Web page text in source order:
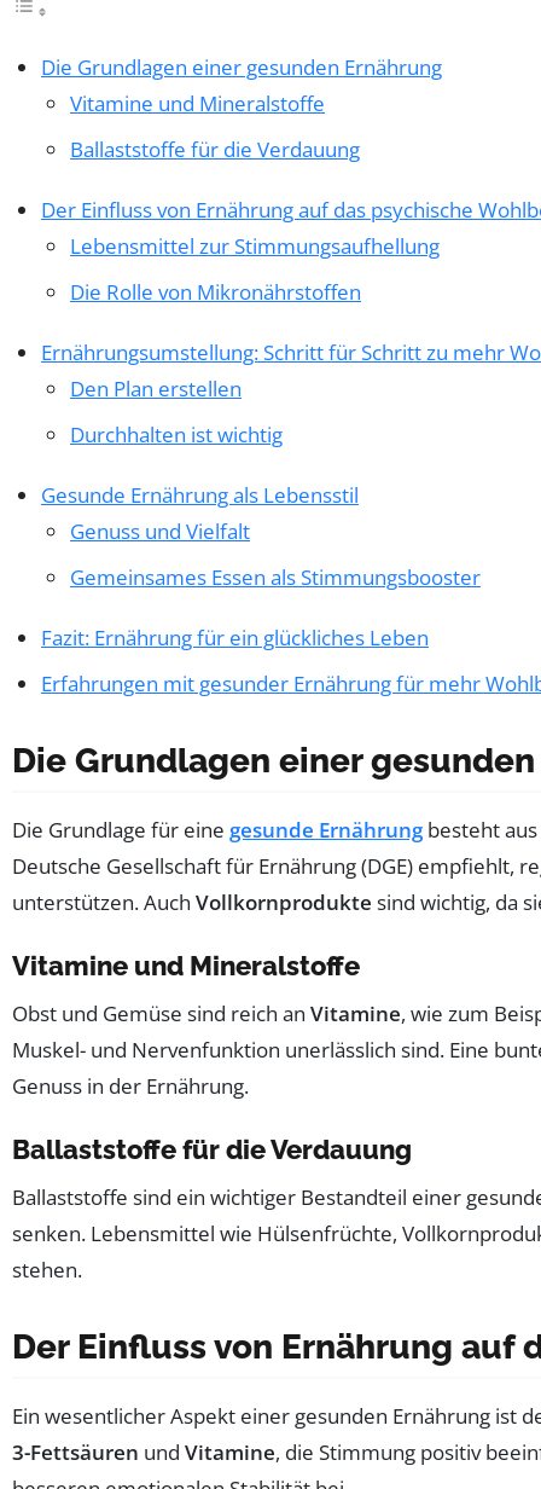
Die Grundlagen einer gesunden Ernährung
Vitamine und Mineralstoffe
Ballaststoffe für die Verdauung
Der Einfluss von Ernährung auf das psychische
Lebensmittel zur Stimmungsaufhellung
Die Rolle von Mikronährstoffen
Ernährungsumstellung: Schritt für Schritt zu mehr
Den Plan erstellen
Durchhalten ist wichtig
Gesunde Ernährung als Lebensstil
Genuss und Vielfalt
Gemeinsames Essen als Stimmungsbooster
Fazit: Ernährung für ein glückliches Leben
Erfahrungen mit gesunder Ernährung für mehr
Die Grundlagen einer
Die Grundlage für eine gesunde Ernährungbesteht aus
Deutsche Gesellschaft für Ernährung (DGE) empfiehlt,
unterstützen. Auch Vollkornprodukte sind wichtig, da
Vitamine und Mineralstoffe
Obst und Gemüse sind reich an Vitamine, wie zum
Muskel- und Nervenfunktion unerlässlich sind. Eine
Genuss in der Ernährung.
Ballaststoffe für die Verdauung
Ballaststoffe sind ein wichtiger Bestandteil einer
senken. Lebensmittel wie Hülsenfrüchte,
stehen.
Der Einfluss von Ernährung auf
Ein wesentlicher Aspekt einer gesunden Ernährung ist
3-Fettsäuren und Vitamine, die Stimmung positiv